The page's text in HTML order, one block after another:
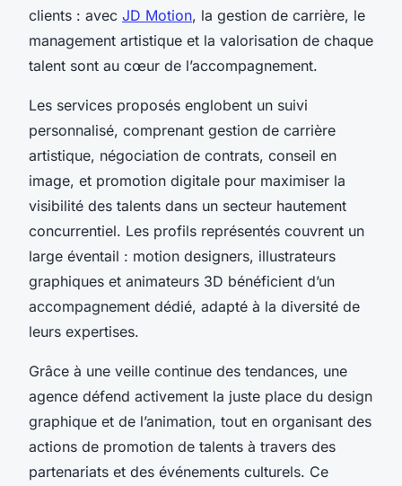
clients : avec JD Motion, la gestion de carrière, le
management artistique et la valorisation de chaque
talent sont au cœur de l’accompagnement.
Les services proposés englobent un suivi
personnalisé, comprenant gestion de carrière
artistique, négociation de contrats, conseil en
image, et promotion digitale pour maximiser la
visibilité des talents dans un secteur hautement
concurrentiel. Les profils représentés couvrent un
large éventail : motion designers, illustrateurs
graphiques et animateurs 3D bénéficient d’un
accompagnement dédié, adapté à la diversité de
leurs expertises.
Grâce à une veille continue des tendances, une
agence défend activement la juste place du design
graphique et de l’animation, tout en organisant des
actions de promotion de talents à travers des
partenariats et des événements culturels. Ce